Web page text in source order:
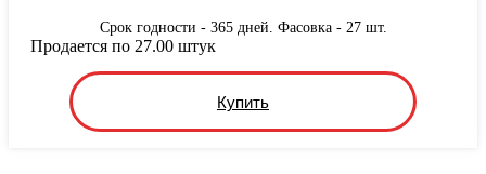
Срок годности - 365 дней. Фасовка - 27 шт.
Купить
Продается по 27.00 штук